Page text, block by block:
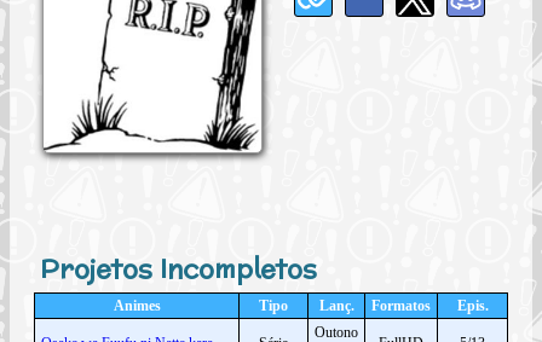
Projetos Incompletos
Animes Tipo Lanç. Formatos Epis.
Outono